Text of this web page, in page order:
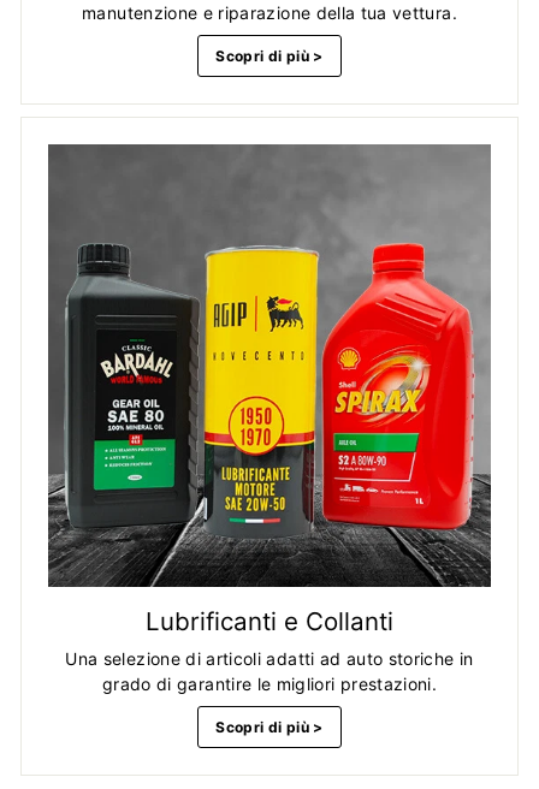
manutenzione e riparazione della tua vettura.
Scopri di più >
Lubrificanti e Collanti
Una selezione di articoli adatti ad auto storiche in
grado di garantire le migliori prestazioni.
Scopri di più >